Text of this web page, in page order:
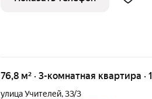
здесь всё
76,8 м² · 3-комнатная квартира ·
улица Учителей,33/3